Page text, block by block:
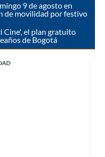
9 de agosto en
de movilidad por festivo
Cine', el plan gratuito
de Bogotá